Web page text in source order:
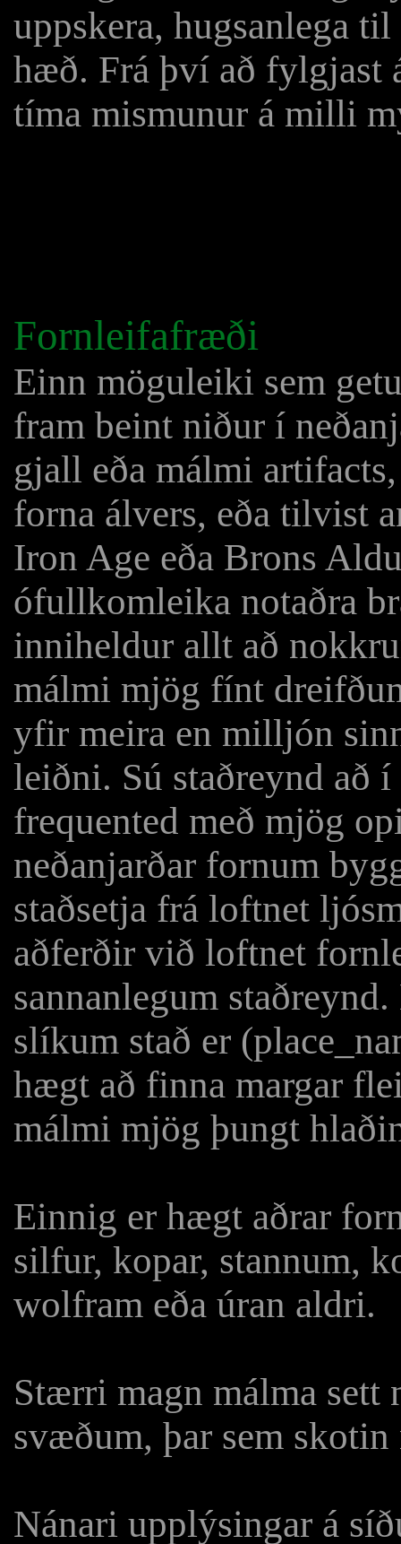
uppskera, hugsanlega
hæð. Frá því að fylgjast
tíma mismunur á milli
Fornleifafræði
Einn möguleiki sem
fram beint niður í
gjall eða málmi
forna álvers, eða tilvist
Iron Age eða Brons
ófullkomleika notaðra
inniheldur allt að
málmi mjög fínt
yfir meira en milljón
leiðni. Sú staðreynd að
frequented með mjög
neðanjarðar fornum
staðsetja frá loftnet
aðferðir við loftnet
sannanlegum
slíkum stað er
hægt að finna margar
málmi mjög þungt
Einnig er hægt aðrar
silfur, kopar, stannum,
wolfram eða úran aldri.
Stærri magn málma sett
svæðum, þar sem
Nánari upplýsingar á